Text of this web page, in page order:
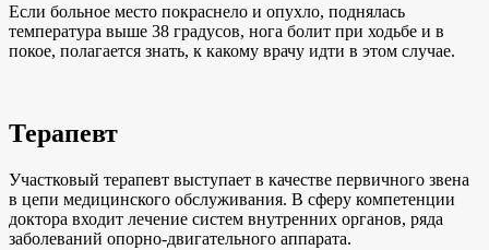
Если больное место покраснело и опухло, поднялась
температура выше 38 градусов, нога болит при ходьбе и в
покое, полагается знать, к какому врачу идти в этом случае.
Терапевт
Участковый терапевт выступает в качестве первичного звена
в цепи медицинского обслуживания. В сферу компетенции
доктора входит лечение систем внутренних органов, ряда
заболеваний опорно-двигательного аппарата.